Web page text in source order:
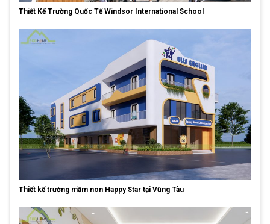
Thiết Kế Trường Quốc Tế Windsor International School
Thiết kế trường mầm non Happy Star tại Vũng Tàu